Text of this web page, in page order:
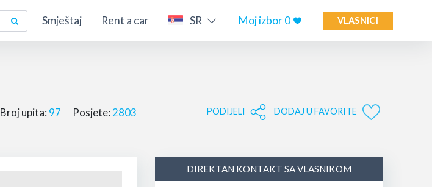
Smještaj Rent a car SR Moj izbor0 VLASNICI
Broj upita: 97 Posjete: 2803 PODIJELI DODAJ U FAVORITE
DIREKTAN KONTAKT SA VLASNIKOM